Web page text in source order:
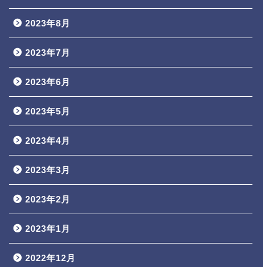
2023年8月
2023年7月
2023年6月
2023年5月
2023年4月
2023年3月
2023年2月
2023年1月
2022年12月